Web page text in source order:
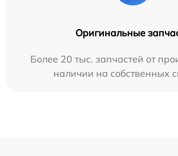
Оригинальные
Более 20 тыс. запчастей от
наличии на собственных